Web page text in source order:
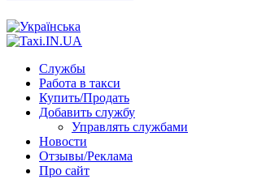
Службы
Работа в такси
Купить/Продать
Добавить службу
Управлять службами
Новости
Отзывы/Реклама
Про сайт